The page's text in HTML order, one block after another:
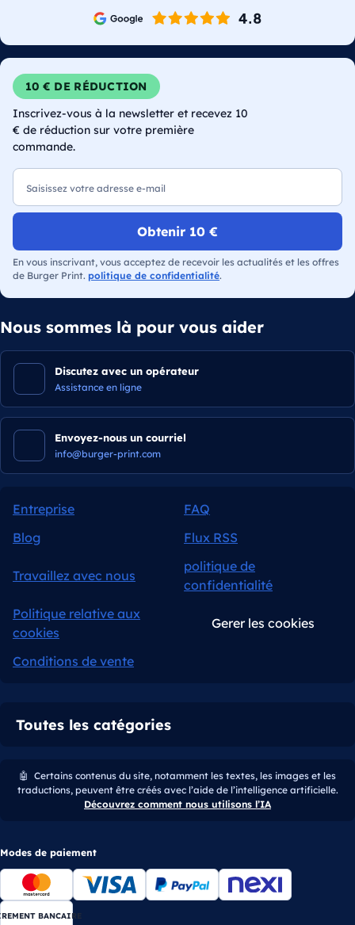
10 € DE RÉDUCTION
Inscrivez-vous à la newsletter et recevez 10
€ de réduction sur votre première
commande.
E-mail
Obtenir 10 €
En vous inscrivant, vous acceptez de recevoir les actualités et les offres
de Burger Print. politique de confidentialité.
Nous sommes là pour vous aider
Discutez avec un opérateur
Assistance en ligne
Envoyez-nous un courriel
info@burger-print.com
Entreprise
FAQ
Blog
Flux RSS
Travaillez avec nous
politique de
confidentialité
Politique relative aux
cookies
Gerer les cookies
Conditions de vente
Toutes les catégories
🤖 Certains contenus du site, notamment les textes, les images et les
traductions, peuvent être créés avec l’aide de l’intelligence artificielle.
Découvrez comment nous utilisons l’IA
Modes de paiement
BANCAIRE